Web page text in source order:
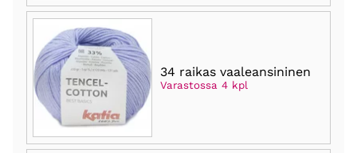
34 raikas vaaleansininen
Varastossa 4 kpl